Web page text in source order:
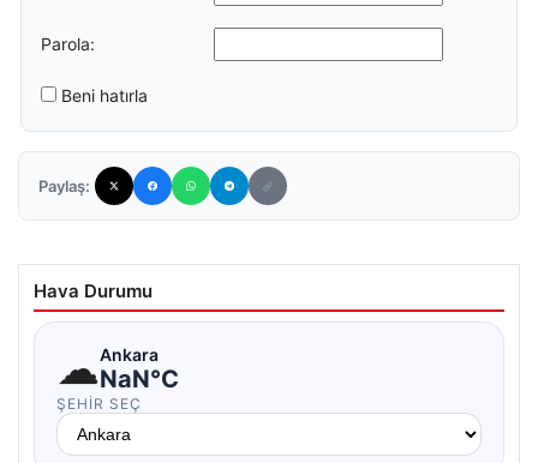
Parola:
Beni hatırla
Paylaş:
Hava Durumu
☁Ankara
NaN°C
ŞEHIR SEÇ